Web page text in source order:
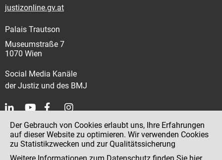
justizonline.gv.at
Palais Trautson
Museumstraße 7
1070 Wien
Social Media Kanäle
der Justiz und des BMJ
Kontakt
Impressum
Der Gebrauch von Cookies erlaubt uns, Ihre Erfahrungen
auf dieser Website zu optimieren. Wir verwenden Cookies
zu Statistikzwecken und zur Qualitätssicherung